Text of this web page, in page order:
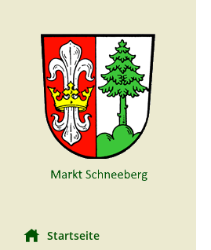
Startseite